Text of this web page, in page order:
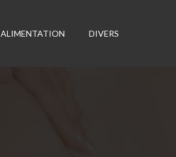
ALIMENTATION DIVERS